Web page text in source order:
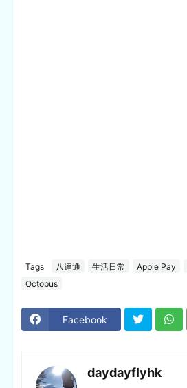
Tags 八達通 生活日常 Apple Pay
Octopus
Facebook
daydayflyhk